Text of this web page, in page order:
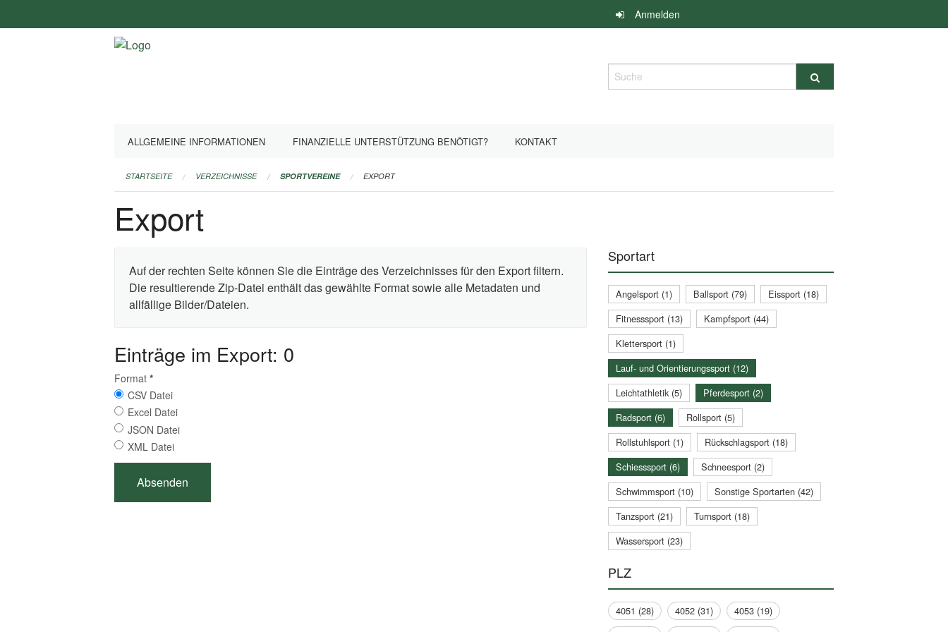
überspringen
Anmelden
Suche
ALLGEMEINE INFORMATIONEN FINANZIELLE UNTERSTÜTZUNG BENÖTIGT? KONTAKT
STARTSEITE VERZEICHNISSE SPORTVEREINE EXPORT
Export
Auf der rechten Seite können Sie die Einträge des Verzeichnisses für den Export filtern.
Die resultierende Zip-Datei enthält das gewählte Format sowie alle Metadaten und
allfällige Bilder/Dateien.
Einträge im Export: 0
Format *
CSV Datei
Excel Datei
JSON Datei
XML Datei
Sportart
Angelsport (1) Ballsport (79)
Eissport (18)
Fitnesssport (13)
Kampfsport (44)
Klettersport (1)
Lauf- und Orientierungssport (12)
Leichtathletik (5)
Pferdesport (2)
Radsport (6)
Rollsport (5)
Rollstuhlsport (1)
Rückschlagsport (18)
Schiesssport (6)
Schneesport (2)
Schwimmsport (10)
Sonstige Sportarten (42)
Tanzsport (21)
Turnsport (18)
Wassersport (23)
PLZ
4051 (28) 4052 (31)
4053 (19)